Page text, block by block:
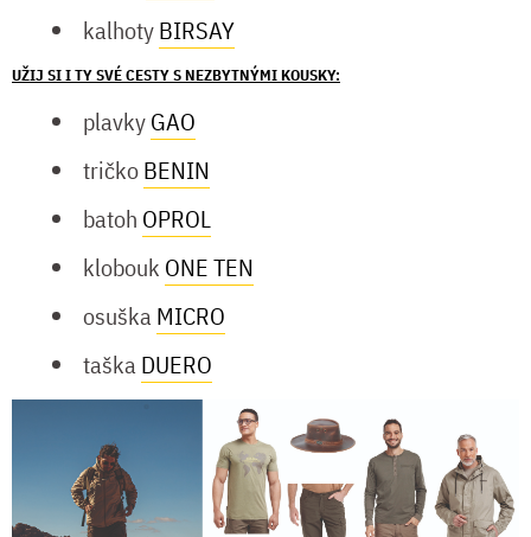
kalhotyBIRSAY
UŽIJ SI I TY SVÉ CESTY S NEZBYTNÝMI KOUSKY:
plavkyGAO
tričkoBENIN
batoh OPROL
klobouk ONE TEN
osuškaMICRO
taškaDUERO